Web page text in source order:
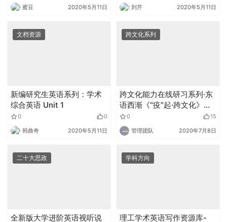
蜜豆 2020年5月11日 刘芹 2020年5月11日
文档资源
新编研究生英语系列：学术
综合英语 Unit 1
0 0
韩曲奇 2020年5月11日
跨文化系列
跨文化能力在线研习系列·东
语西渐《“疫”起·跨文化》导
言0 15
管理团队 2020年7月8日
二十大思政
全新版大学进阶英语视听说
学科方向
理工学术英语写作资源库-